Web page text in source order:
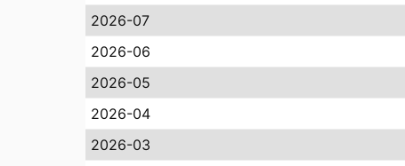
2026-07
2026-06
2026-05
2026-04
2026-03